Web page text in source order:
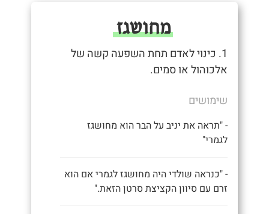
מחושגז
1. כינוי לאדם תחת השפעה קשה של
אלכוהול או סמים.
שימושים
- "תראה את יניב על הבר הוא מחושגז
לגמרי"
- "כנראה שולדי היה מחושגז לגמרי אם הוא
זרם עם סיוון הקציצת סרטן הזאת."